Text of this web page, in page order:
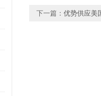
下一篇： 优势供应美